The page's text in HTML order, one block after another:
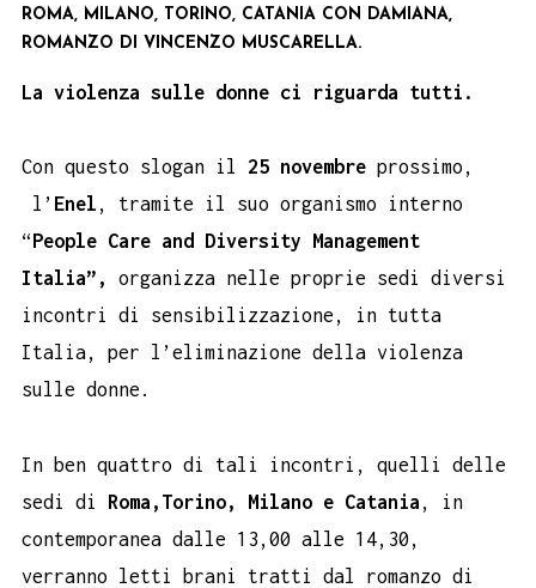
ROMA, MILANO, TORINO, CATANIA CON DAMIANA,
ROMANZO DI VINCENZO MUSCARELLA.
La violenza sulle donne ci riguarda tutti.
Con questo slogan il 25 novembre prossimo,
l’ Enel , tramite il suo organismo interno
“People Care and Diversity Management
Italia”, organizza nelle proprie sedi diversi
incontri di sensibilizzazione, in tutta
Italia, per l’eliminazione della violenza
sulle donne.
In ben quattro di tali incontri, quelli delle
sedi di Roma,Torino, Milano e Catania , in
contemporanea dalle 13,00 alle 14,30,
verranno letti brani tratti dal romanzo di